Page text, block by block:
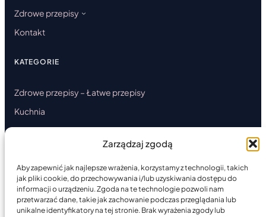
Zarządzaj zgodą
Aby zapewnić jak najlepsze wrażenia, korzystamy z technologii, takich
jak pliki cookie, do przechowywania i/lub uzyskiwania dostępu do
informacji o urządzeniu. Zgoda na te technologie pozwoli nam
przetwarzać dane, takie jak zachowanie podczas przeglądania lub
unikalne identyfikatory na tej stronie. Brak wyrażenia zgody lub
Zdrowe przepisy
Kontakt
KATEGORIE
Zdrowe przepisy – Łatwe przepisy
Kuchnia
Ciasta
Przystawki
Desery
Okazjonalna